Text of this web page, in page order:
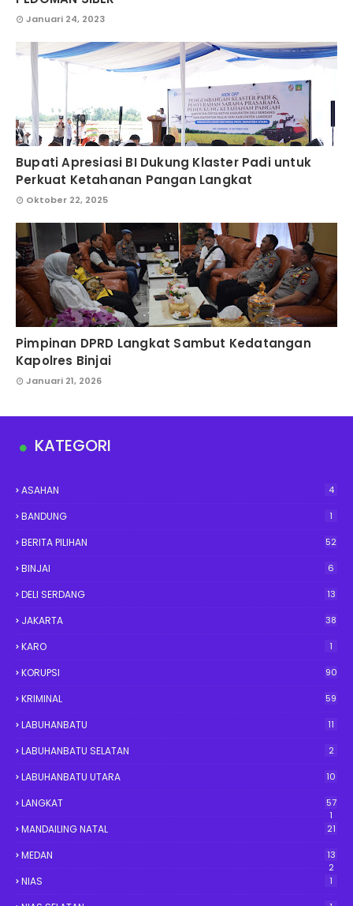
Januari 24, 2023
Bupati Apresiasi BI Dukung Klaster Padi untuk
Perkuat Ketahanan Pangan Langkat
Oktober 22, 2025
Pimpinan DPRD Langkat Sambut Kedatangan
Kapolres Binjai
Januari 21, 2026
KATEGORI
ASAHAN 4
BANDUNG 1
BERITA PILIHAN 52
BINJAI 6
DELI SERDANG 13
JAKARTA 38
KARO 1
KORUPSI 90
KRIMINAL 59
LABUHANBATU 11
LABUHANBATU SELATAN 2
LABUHANBATU UTARA 10
LANGKAT
57
1
MANDAILING NATAL 21
MEDAN
13
2
NIAS 1